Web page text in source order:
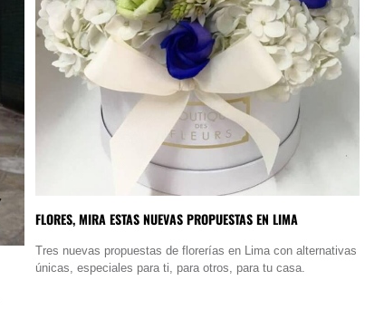
FLORES, MIRA ESTAS NUEVAS PROPUESTAS EN LIMA
Tres nuevas propuestas de florerías en Lima con alternativas
únicas, especiales para ti, para otros, para tu casa.